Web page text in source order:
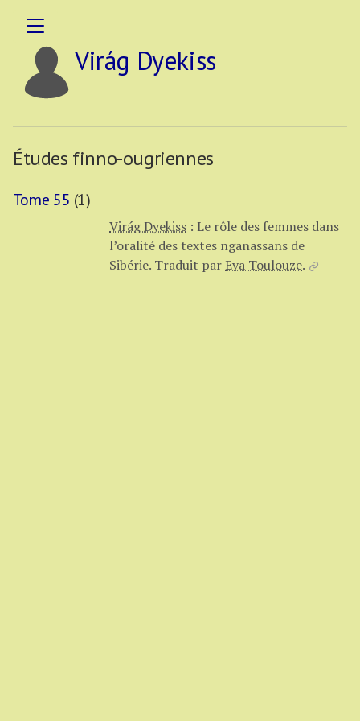
Virág Dyekiss
Études finno-ougriennes
Tome 55 (1)
Virág Dyekiss : Le rôle des femmes dans
l’oralité des textes nganassans de
Sibérie. Traduit parEva Toulouze.